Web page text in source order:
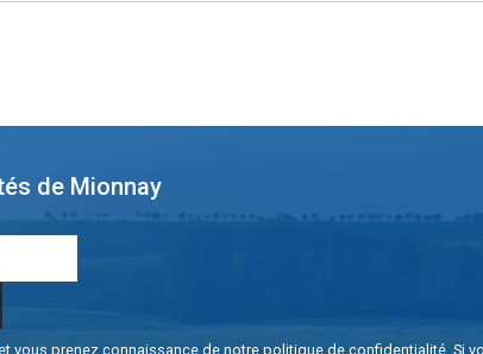
de Mionnay
vous prenez connaissance de notre politique de confidentialité. Si